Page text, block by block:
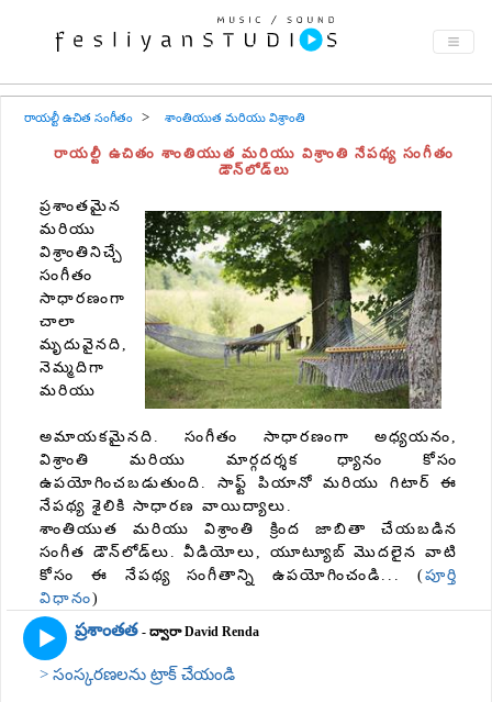
రాయల్టీ ఉచిత సంగీతం శాంతియుత మరియు విశ్రాంతి
రాయల్టీ ఉచితం శాంతియుత మరియు విశ్రాంతి నేపథ్య సంగీతం
డౌన్‌లోడ్‌లు
ప్రశాంతమైన
మరియు
విశ్రాంతినిచ్చే
సంగీతం
సాధారణంగా
చాలా
మృదువైనది,
నెమ్మదిగా
మరియు
అమాయకమైనది. సంగీతం సాధారణంగా అధ్యయనం,
విశ్రాంతి మరియు మార్గదర్శక ధ్యానం కోసం
ఉపయోగించబడుతుంది. సాఫ్ట్ పియానో ​​మరియు గిటార్ ఈ
నేపథ్య శైలికి సాధారణ వాయిద్యాలు.
శాంతియుత మరియు విశ్రాంతి క్రింద జాబితా చేయబడిన
సంగీత డౌన్‌లోడ్‌లు. వీడియోలు, యూట్యూబ్ మొదలైన వాటి
కోసం ఈ నేపథ్య సంగీతాన్ని ఉపయోగించండి... (పూర్తి
విధానం)
ప్రశాంతత - ద్వారా David Renda
> సంస్కరణలను ట్రాక్ చేయండి